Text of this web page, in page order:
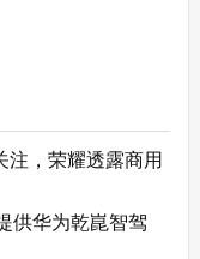
注，荣耀透露商用
供华为乾崑智驾